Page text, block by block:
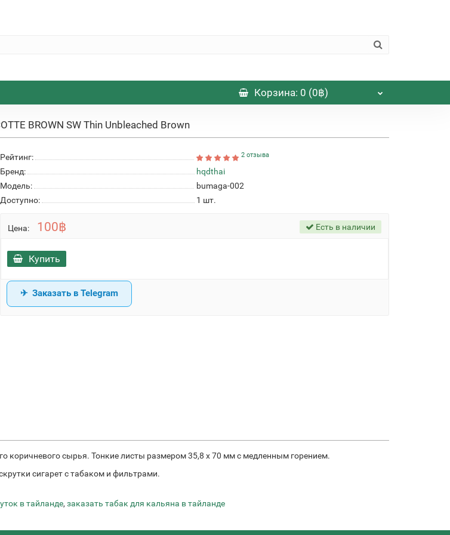
Корзина: 0 (0฿)
BROWN SW Thin Unbleached Brown
Рейтинг: 2 отзыва
Бренд:
hqdthai
Модель:
bumaga-002
Доступно:
1 шт.
Цена: 100฿ Есть в наличии
Купить
Заказать в Telegram
коричневого сырья. Тонкие листы размером 35,8 x 70 мм с медленным горением.
сигарет с табаком и фильтрами.
в тайланде, заказать табак для кальяна в тайланде